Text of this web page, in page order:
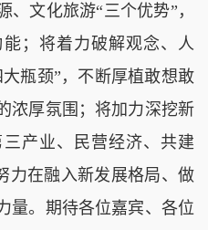
文化旅游“三个优势”，
；将着力破解观念、人
瓶颈”，不断厚植敢想敢
浓厚氛围；将加力深挖新
产业、民营经济、共建
力在融入新发展格局、做
量。期待各位嘉宾、各位